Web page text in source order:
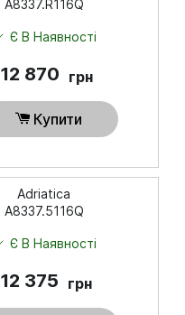
A8337.R116Q
Є В Наявності
12 870 грн
Купити
Adriatica
A8337.5116Q
Є В Наявності
12 375 грн